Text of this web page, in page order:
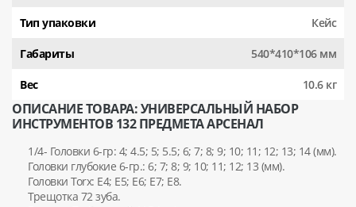
Тип упаковки Кейс
Габариты 540*410*106 мм
Вес 10.6 кг
ОПИСАНИЕ ТОВАРА: УНИВЕРСАЛЬНЫЙ НАБОР
ИНСТРУМЕНТОВ 132 ПРЕДМЕТА АРСЕНАЛ
1/4- Головки 6-гр: 4; 4.5; 5; 5.5; 6; 7; 8; 9; 10; 11; 12; 13; 14 (мм).
Головки глубокие 6-гр.: 6; 7; 8; 9; 10; 11; 12; 13 (мм).
Головки Torx: Е4; Е5; Е6; Е7; Е8.
Трещотка 72 зуба.